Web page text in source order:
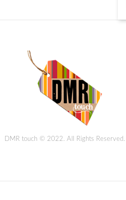
DMR touch © 2022. All Rights Reserved.